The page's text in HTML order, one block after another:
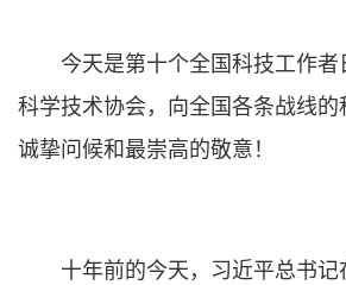
今天是第十个全国科技工作
科学技术协会，向全国各条战线
诚挚问候和最崇高的敬意！
十年前的今天，习近平总书记